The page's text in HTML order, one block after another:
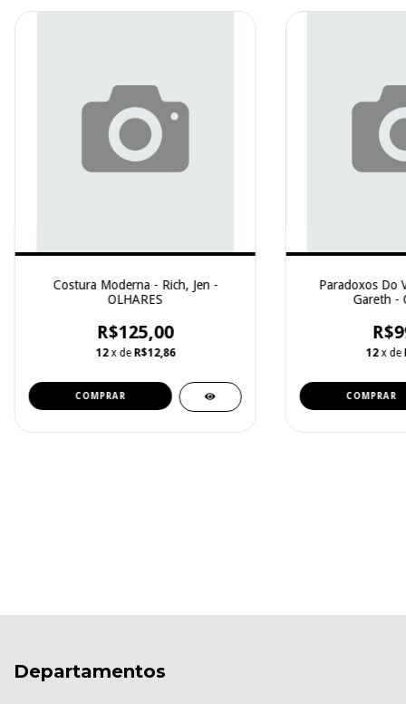
Costura Moderna - Rich, Jen -
OLHARES
R$125,00
12 x de R$12,86
Paradoxos Do
Gareth -
12 x de
Departamentos